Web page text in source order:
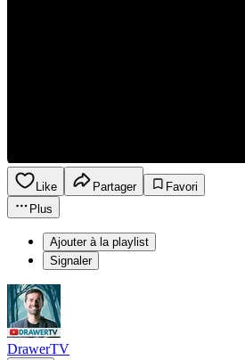
Like Partager
Favori
Plus
Ajouter à la playlist
Signaler
DrawerTV